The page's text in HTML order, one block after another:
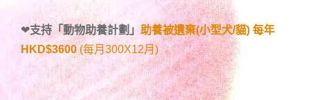
❤支持「動物助養計劃 」 助養被遺棄(小型犬/貓) 每年
HKD$3600 (每月300X12月)